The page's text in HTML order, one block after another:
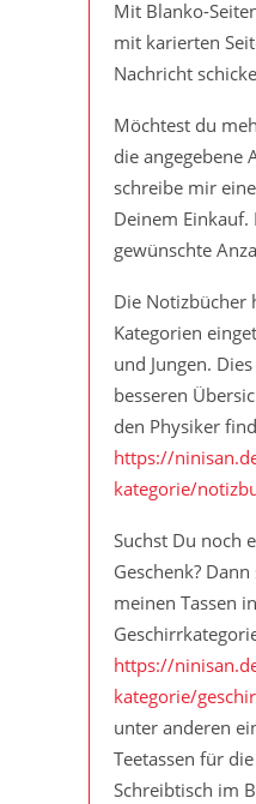
Mit Blanko-
mit karierten
Nachricht
Möchtest du
die angegebene
schreibe mir
Deinem
gewünschte
Die Notizbücher
Kategorien
und Jungen.
besseren
den Physiker
https://
kategorie/
Suchst Du noch
Geschenk?
meinen Tassen
https://
kategorie/
unter anderen
Teetassen für
Schreibtisch im